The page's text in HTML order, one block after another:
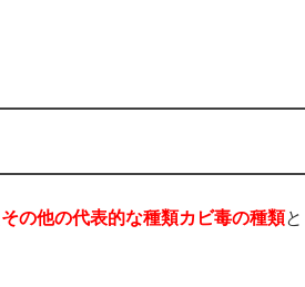
その他の代表的な種類カビ毒の種類と